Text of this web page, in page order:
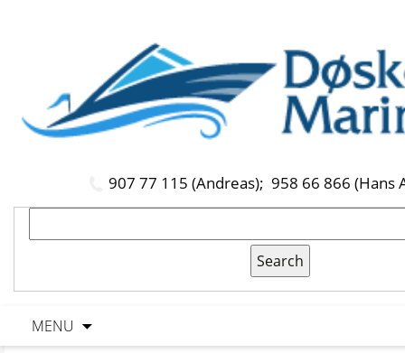
907 77 115 (Andreas); 958 66 866 (Hans
MENU